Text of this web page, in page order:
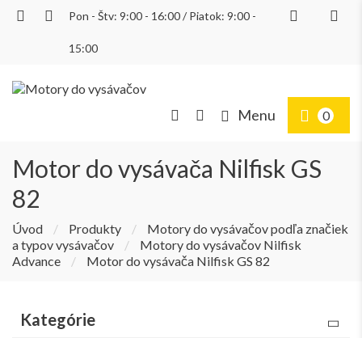
Pon - Štv: 9:00 - 16:00 / Piatok: 9:00 -
15:00
Menu 0
Motor do vysávača Nilfisk GS
82
Úvod / Produkty /
Motory do vysávačov podľa značiek
a typov vysávačov
/
Motory do vysávačov Nilfisk
Advance
/ Motor do vysávača Nilfisk GS 82
Kategórie